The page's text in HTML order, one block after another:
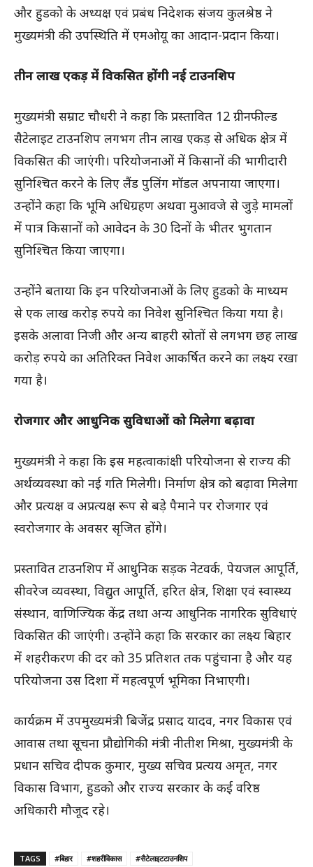
और हुडको के अध्यक्ष एवं प्रबंध निदेशक संजय कुलश्रेष्ठ ने
मुख्यमंत्री की उपस्थिति में एमओयू का आदान-प्रदान किया।
तीन लाख एकड़ में विकसित होंगी नई टाउनशिप
मुख्यमंत्री सम्राट चौधरी ने कहा कि प्रस्तावित 12 ग्रीनफील्ड
सैटेलाइट टाउनशिप लगभग तीन लाख एकड़ से अधिक क्षेत्र में
विकसित की जाएंगी। परियोजनाओं में किसानों की भागीदारी
सुनिश्चित करने के लिए लैंड पुलिंग मॉडल अपनाया जाएगा।
उन्होंने कहा कि भूमि अधिग्रहण अथवा मुआवजे से जुड़े मामलों
में पात्र किसानों को आवेदन के 30 दिनों के भीतर भुगतान
सुनिश्चित किया जाएगा।
उन्होंने बताया कि इन परियोजनाओं के लिए हुडको के माध्यम
से एक लाख करोड़ रुपये का निवेश सुनिश्चित किया गया है।
इसके अलावा निजी और अन्य बाहरी स्रोतों से लगभग छह लाख
करोड़ रुपये का अतिरिक्त निवेश आकर्षित करने का लक्ष्य रखा
गया है।
रोजगार और आधुनिक सुविधाओं को मिलेगा बढ़ावा
मुख्यमंत्री ने कहा कि इस महत्वाकांक्षी परियोजना से राज्य की
अर्थव्यवस्था को नई गति मिलेगी। निर्माण क्षेत्र को बढ़ावा मिलेगा
और प्रत्यक्ष व अप्रत्यक्ष रूप से बड़े पैमाने पर रोजगार एवं
स्वरोजगार के अवसर सृजित होंगे।
प्रस्तावित टाउनशिप में आधुनिक सड़क नेटवर्क, पेयजल आपूर्ति,
सीवरेज व्यवस्था, विद्युत आपूर्ति, हरित क्षेत्र, शिक्षा एवं स्वास्थ्य
संस्थान, वाणिज्यिक केंद्र तथा अन्य आधुनिक नागरिक सुविधाएं
विकसित की जाएंगी। उन्होंने कहा कि सरकार का लक्ष्य बिहार
में शहरीकरण की दर को 35 प्रतिशत तक पहुंचाना है और यह
परियोजना उस दिशा में महत्वपूर्ण भूमिका निभाएगी।
कार्यक्रम में उपमुख्यमंत्री बिजेंद्र प्रसाद यादव, नगर विकास एवं
आवास तथा सूचना प्रौद्योगिकी मंत्री नीतीश मिश्रा, मुख्यमंत्री के
प्रधान सचिव दीपक कुमार, मुख्य सचिव प्रत्यय अमृत, नगर
विकास विभाग, हुडको और राज्य सरकार के कई वरिष्ठ
अधिकारी मौजूद रहे।
TAGS #बिहार #शहरीविकास #सैटेलाइटटाउनशिप